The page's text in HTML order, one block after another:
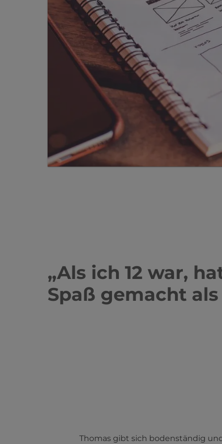
„Als ich 12 war,
Spaß gemacht
Thomas gibt sich bodenständig